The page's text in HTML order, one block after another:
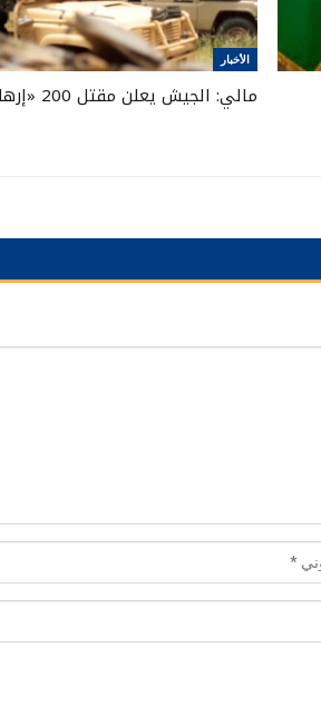
الأخبار
مالي: الجيش يعلن مقتل 200 «إرهابي»